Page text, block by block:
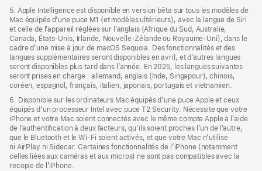
5. Apple Intelligence est disponible en version bêta sur tous les modèles de
Mac équipés d’une puce M1 (et modèles ultérieurs), avec la langue de Siri
et celle de l’appareil réglées sur l’anglais (Afrique du Sud, Australie,
Canada, États‑Unis, Irlande, Nouvelle-Zélande ou Royaume-Uni), dans le
cadre d’une mise à jour de macOS Sequoia. Des fonctionnalités et des
langues supplémentaires seront disponibles en avril, et d’autres langues
seront disponibles plus tard dans l’année. En 2025, les langues suivantes
seront prises en charge : allemand, anglais (Inde, Singapour), chinois,
coréen, espagnol, français, italien, japonais, portugais et vietnamien.
6. Disponible sur les ordinateurs Mac équipés d’une puce Apple et ceux
équipés d’un processeur Intel avec puce T2 Security. Nécessite que votre
iPhone et votre Mac soient connectés avec le même compte Apple à l’aide
de l’authentification à deux facteurs, qu’ils soient proches l’un de l’autre,
que le Bluetooth et le Wi-Fi soient activés, et que votre Mac n’utilise
ni AirPlay ni Sidecar. Certaines fonctionnalités de l’iPhone (notamment
celles liées aux caméras et aux micros) ne sont pas compatibles avec la
recopie de l’iPhone.